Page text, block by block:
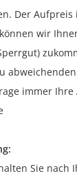
Der Aufpreis
wir
immer Ihre
Sie nach